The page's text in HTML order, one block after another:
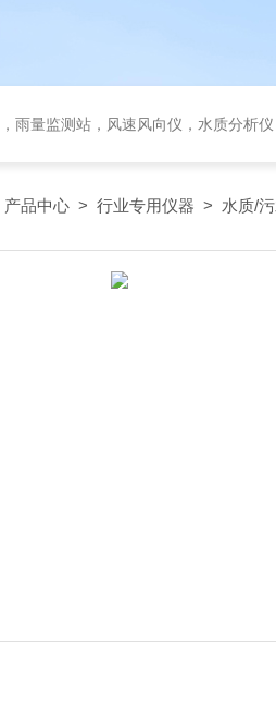
雨量监测站，风速风向仪，水质分析
产品中心 > 行业专用仪器 > 水质/